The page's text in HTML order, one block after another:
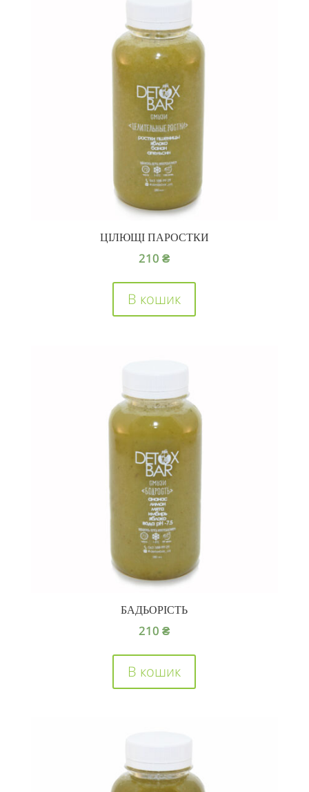
ЦІЛЮЩІ ПАРОСТКИ
210₴
В кошик
БАДЬОРІСТЬ
210₴
В кошик